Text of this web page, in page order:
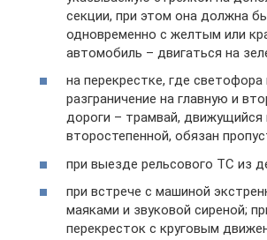
секции, при этом она должна
одновременно с желтым или
автомобиль – двигаться на
на перекрестке, где светофора
разграничение на главную и
дороги – трамвай, движущийся
второстепенной, обязан
при выезде рельсового ТС из
при встрече с машиной
маяками и звуковой сиреной;
перекресток с круговым